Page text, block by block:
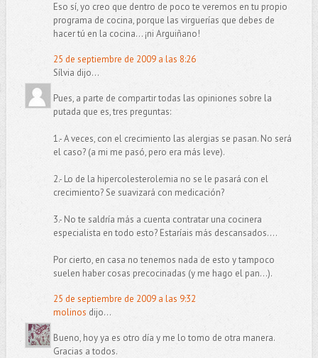
Eso sí, yo creo que dentro de poco te veremos en tu propio
programa de cocina, porque las virguerías que debes de
hacer tú en la cocina... ¡ni Arguiñano!
25 de septiembre de 2009 a las 8:26
Sílvia dijo...
Pues, a parte de compartir todas las opiniones sobre la
putada que es, tres preguntas:
1.- A veces, con el crecimiento las alergias se pasan. No será
el caso? (a mi me pasó, pero era más leve).
2.- Lo de la hipercolesterolemia no se le pasará con el
crecimiento? Se suavizará con medicación?
3.- No te saldría más a cuenta contratar una cocinera
especialista en todo esto? Estaríais más descansados....
Por cierto, en casa no tenemos nada de esto y tampoco
suelen haber cosas precocinadas (y me hago el pan...).
25 de septiembre de 2009 a las 9:32
molinos dijo...
Bueno, hoy ya es otro día y me lo tomo de otra manera.
Gracias a todos.